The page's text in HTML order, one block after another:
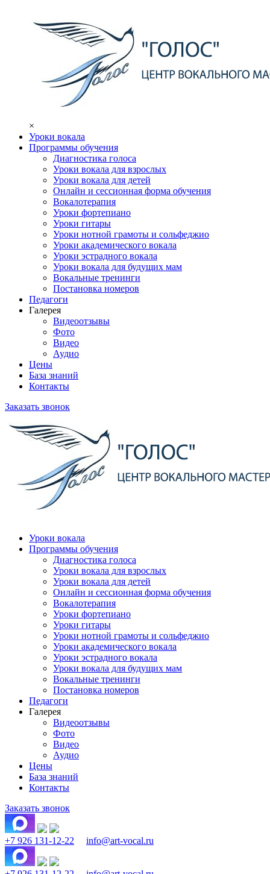
×
Уроки вокала
Программы обучения
Диагностика голоса
Уроки вокала для взрослых
Уроки вокала для детей
Онлайн и сессионная форма обучения
Вокалотерапия
Уроки фортепиано
Уроки гитары
Уроки нотной грамоты и сольфеджио
Уроки академического вокала
Уроки эстрадного вокала
Уроки вокала для будущих мам
Вокальные тренинги
Постановка номеров
Педагоги
Галерея
Видеоотзывы
Фото
Видео
Аудио
Цены
База знаний
Контакты
Заказать звонок
Уроки вокала
Программы обучения
Диагностика голоса
Уроки вокала для взрослых
Уроки вокала для детей
Онлайн и сессионная форма обучения
Вокалотерапия
Уроки фортепиано
Уроки гитары
Уроки нотной грамоты и сольфеджио
Уроки академического вокала
Уроки эстрадного вокала
Уроки вокала для будущих мам
Вокальные тренинги
Постановка номеров
Педагоги
Галерея
Видеоотзывы
Фото
Видео
Аудио
Цены
База знаний
Контакты
Заказать звонок
+7 926 131-12-22 info@art-vocal.ru